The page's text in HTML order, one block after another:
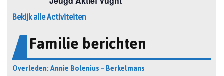
Bekijk alle Activiteiten
Familie berichten
Overleden: Annie Bolenius – Berkelmans